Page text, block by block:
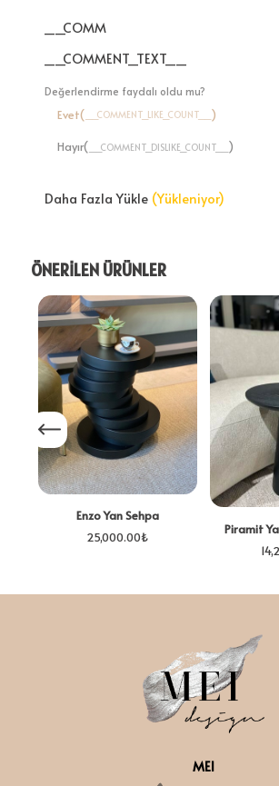
__COMMENT_THUMBNAIL_IMG__
__COMMENT_TEXT__
Değerlendirme faydalı oldu mu?
Evet( __COMMENT_LIKE_COUNT__ )
Hayır( __COMMENT_DISLIKE_COUNT__ )
Daha Fazla Yükle (Yükleniyor)
ÖNERİLEN ÜRÜNLER
Enzo Yan Sehpa
25,000.00₺
Piramit
MEI